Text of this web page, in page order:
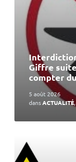
Giffre
compter
5 août 2026
dansACTUALITÉ,
lire
plus